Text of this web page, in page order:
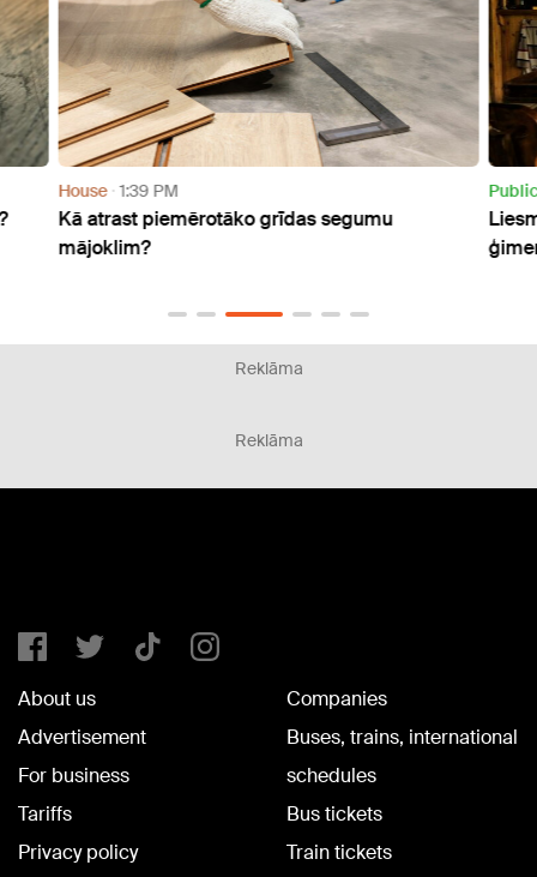
House 1:39 PM
Kā atrast piemērotāko grīdas segumu
mājoklim?
Reklāma
Reklāma
About us
Advertisement
For business
Tariffs
Privacy policy
Companies
Buses, trains, international
schedules
Bus tickets
Train tickets